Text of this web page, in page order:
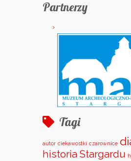
Partnerzy
Tagi
autor ciekawostki czarownice
historia Stargardu